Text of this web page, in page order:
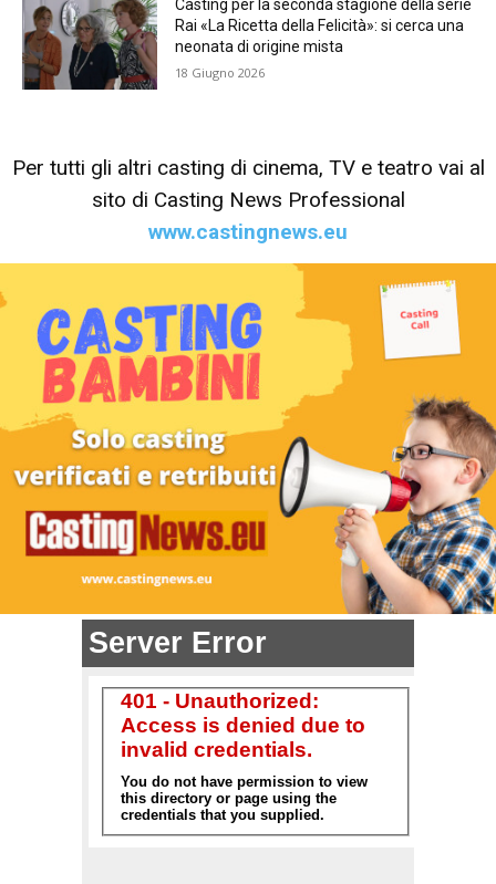
Casting per la seconda stagione della serie
Rai «La Ricetta della Felicità»: si cerca una
neonata di origine mista
18 Giugno 2026
Per tutti gli altri casting di cinema, TV e teatro vai al
sito di Casting News Professional
www.castingnews.eu